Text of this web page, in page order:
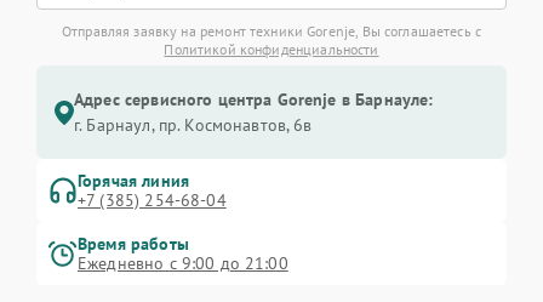
Отправляя заявку на ремонт техники Gorenje, Вы соглашаетесь с
Политикой конфиденциальности
Адрес сервисного центра Gorenje в Барнауле:
г. Барнаул, ​пр. Космонавтов, 6в
Горячая линия
+7 (385) 254-68-04
Время работы
Ежедневно с 9:00 до 21:00